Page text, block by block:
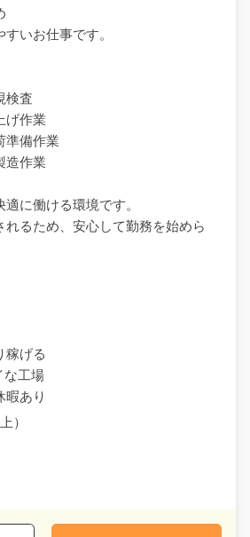
いお仕事です。
検査
げ作業
準備作業
造作業
に働ける環境です。
れるため、安心して勤務を始めら
稼げる
な工場
あり
）